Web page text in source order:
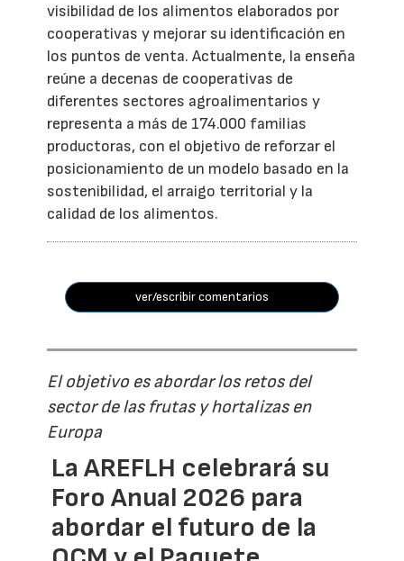
visibilidad de los alimentos elaborados por
cooperativas y mejorar su identificación en
los puntos de venta. Actualmente, la enseña
reúne a decenas de cooperativas de
diferentes sectores agroalimentarios y
representa a más de 174.000 familias
productoras, con el objetivo de reforzar el
posicionamiento de un modelo basado en la
sostenibilidad, el arraigo territorial y la
calidad de los alimentos.
ver/escribir comentarios
El objetivo es abordar los retos del
sector de las frutas y hortalizas en
Europa
La AREFLH celebrará su
Foro Anual 2026 para
abordar el futuro de la